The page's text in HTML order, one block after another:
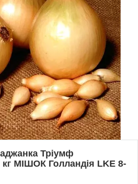
Тріумф
кг МІШОК Голландія LKE 8-